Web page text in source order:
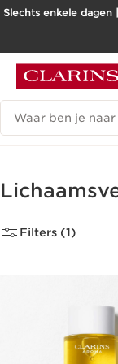
DOORGAAN
Slechts enkele dagen
Zoekgeschiedenis
Filters (1)